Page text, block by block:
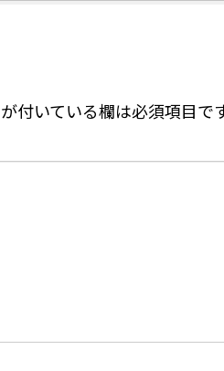
が付いている欄は必須項目で